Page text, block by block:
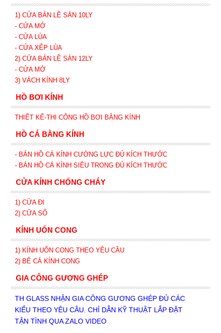
1) CỬA BẢN LỀ SÀN 10LY
- CỬA MỞ
- CỬA LÙA
- CỬA XẾP LÙA
2) CỬA BẢN LỀ SÀN 12LY
- CỬA MỞ
3) VÁCH KÍNH 8LY
HỒ BƠI KÍNH
THIẾT KẾ-THI CÔNG HỒ BƠI BẰNG KÍNH
HỒ CÁ BẰNG KÍNH
- BÁN HỒ CÁ KÍNH CƯỜNG LỰC ĐỦ KÍCH THƯỚC
- BÁN HỒ CÁ KÍNH SIÊU TRONG ĐỦ KÍCH THƯỚC
CỬA KÍNH CHỐNG CHÁY
1) CỬA ĐI
2) CỬA SỔ
KÍNH UỐN CONG
1) KÍNH UỐN CONG THEO YÊU CẦU
2) BỂ CÁ KÍNH CONG
GIA CÔNG GƯƠNG GHÉP
TH GLASS NHẬN GIA CÔNG GƯƠNG GHÉP ĐỦ CÁC
KIỂU THEO YÊU CẦU. CHỈ DẪN KỸ THUẬT LẮP ĐẶT
TẬN TÌNH QUA ZALO VIDEO